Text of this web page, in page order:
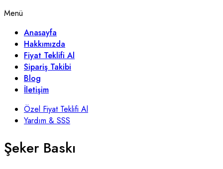
Menü
Anasayfa
Hakkımızda
Fiyat Teklifi Al
Sipariş Takibi
Blog
İletişim
Özel Fiyat Teklifi Al
Yardım & SSS
Şeker Baskı